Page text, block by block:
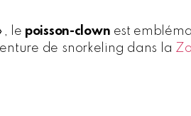
le poisson-clown est
de snorkeling dans la